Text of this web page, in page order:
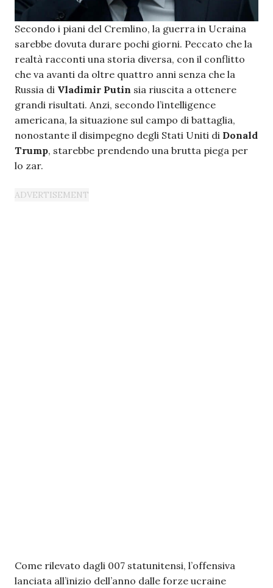
Secondo i piani del Cremlino, la guerra in Ucraina
sarebbe dovuta durare pochi giorni. Peccato che la
realtà racconti una storia diversa, con il conflitto
che va avanti da oltre quattro anni senza che la
Russia di Vladimir Putin sia riuscita a ottenere
grandi risultati. Anzi, secondo l’intelligence
americana, la situazione sul campo di battaglia,
nonostante il disimpegno degli Stati Uniti di Donald
Trump, starebbe prendendo una brutta piega per
lo zar.
Come rilevato dagli 007 statunitensi, l’offensiva
lanciata all’inizio dell’anno dalle forze ucraine